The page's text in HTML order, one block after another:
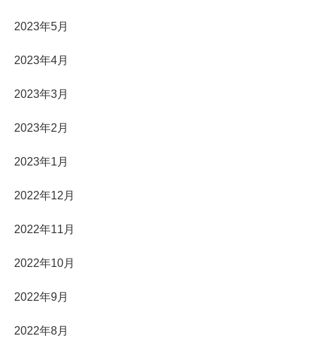
2023年5月
2023年4月
2023年3月
2023年2月
2023年1月
2022年12月
2022年11月
2022年10月
2022年9月
2022年8月